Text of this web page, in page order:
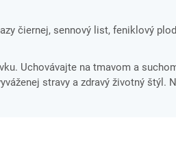
čiernej, sennový list, feniklový
Uchovávajte na tmavom a
stravy a zdravý životný štýl.